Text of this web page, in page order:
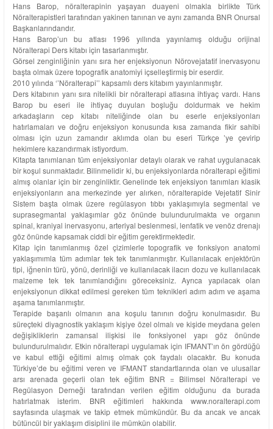
Hans Barop, nöralterapinin yaşayan duayeni olmakla birlikte Türk
Nöralterapistleri tarafından yakinen tanınan ve aynı zamanda BNR Onursal
Başkanlarındandır.
Hans Barop’un bu atlası 1996 yıllında yayınlamış olduğu orijinal
Nöralterapi Ders kitabı için tasarlanmıştır.
Görsel zenginliğinin yanı sıra her enjeksiyonun Nörovejatatif inervasyonu
başta olmak üzere topografik anatomiyi içselleştirmiş bir eserdir.
2010 yılında ‘’Nöralterapi’’ kapsamlı ders kitabım yayınlanmıştır.
Ders kitabının yanı sıra nitelikli bir nöralterapi atlasına ihtiyaç vardı. Hans
Barop bu eseri ile ihtiyaç duyulan boşluğu doldurmak ve hekim
arkadaşların cep kitabı niteliğinde olan bu eserle enjeksiyonları
hatırlamaları ve doğru enjeksiyon konusunda kısa zamanda fikir sahibi
olması için uzun zamandır aklımda olan bu eseri Türkçe ’ye çevirip
hekimlere kazandırmak istiyordum.
Kitapta tanımlanan tüm enjeksiyonlar detaylı olarak ve rahat uygulanacak
bir koşul sunmaktadır. Bilinmelidir ki, bu enjeksiyonlarda nöralterapi eğitimi
almış olanlar için bir zenginliktir. Genelinde tek enjeksiyon tanımları klasik
enjeksiyonların ana merkezinde yer alırken, nöralterapide Vejetatif Sinir
Sistem başta olmak üzere regülasyon tıbbı yaklaşımıyla segmental ve
suprasegmantal yaklaşımlar göz önünde bulundurulmakta ve organın
spinal, kraniyal inervasyonu, arteriyal beslenmesi, lenfatik ve venöz drenajı
göz önünde kapsamak ciddi bir eğitim gerektirmektedir.
Kitap için tanımlanmış özel çizimlerle topografik ve fonksiyon anatomi
yaklaşımımla tüm adımlar tek tek tanımlanmıştır. Kullanılacak enjektörün
tipi, iğnenin türü, yönü, derinliği ve kullanılacak ilacın dozu ve kullanılacak
malzeme tek tek tanımlandığını göreceksiniz. Ayrıca yapılacak olan
enjeksiyonun dikkat edilmesi gereken tüm teknikleri adım adım ve aşama
aşama tanımlanmıştır.
Terapide başarılı olmanın ana koşulu tanının doğru konulmasıdır. Bu
süreçteki diyagnostik yaklaşım kişiye özel olmalı ve kişide meydana gelen
değişikliklerin zamansal ilişkisi ile fonksiyonel yapı göz önünde
bulundurulmalıdır. Etkin nöralterapi uygulamak için IFMANT’ın ön gördüğü
ve kabul ettiği eğitimi almış olmak çok faydalı olacaktır. Bu konuda
Türkiye’de bu eğitimi veren ve IFMANT standartlarında olan ve ulusallar
arsı arenada geçerli olan tek eğitim BNR = Bilimsel Nöralterapi ve
Regülasyon Derneği tarafından verilen eğitim olduğunu da burada
hatırlatmak isterim. BNR eğitimleri hakkında www.noralterapi.com
sayfasında ulaşmak ve takip etmek mümkündür. Bu da ancak ve ancak
bütüncül bir yaklaşım disiplini ile mümkün olabilir.